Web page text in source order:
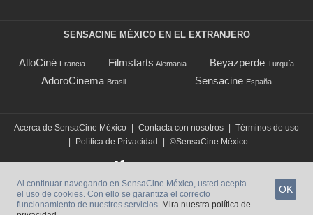
SENSACINE MÉXICO EN EL EXTRANJERO
AlloCiné Francia Filmstarts Alemania Beyazperde Turquía
AdoroCinema Brasil Sensacine España
Acerca de SensaCine México | Contacta con nosotros | Términos de uso
|
Política de Privacidad | ©SensaCine México
Al continuar navegando en SensaCine México, usted acepta
el uso de cookies. Con ello se garantiza el correcto
funcionamiento de nuestros servicios. Mira nuestra política de
OK